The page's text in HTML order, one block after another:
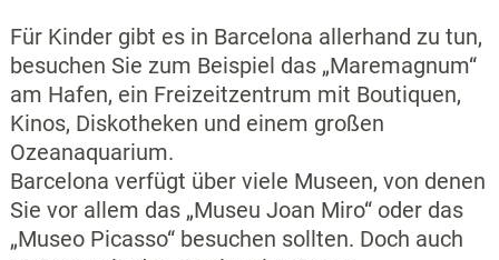
Für Kinder gibt es in Barcelona allerhand zu tun,
besuchen Sie zum Beispiel das „Maremagnum“
am Hafen, ein Freizeitzentrum mit Boutiquen,
Kinos, Diskotheken und einem großen
Ozeanaquarium.
Barcelona verfügt über viele Museen, von denen
Sie vor allem das „Museu Joan Miro“ oder das
„Museo Picasso“ besuchen sollten. Doch auch